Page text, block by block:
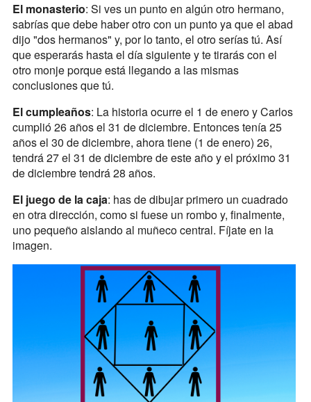
El monasterio: Si ves un punto en algún otro hermano,
sabrías que debe haber otro con un punto ya que el abad
dijo "dos hermanos" y, por lo tanto, el otro serías tú. Así
que esperarás hasta el día siguiente y te tirarás con el
otro monje porque está llegando a las mismas
conclusiones que tú.
El cumpleaños: La historia ocurre el 1 de enero y Carlos
cumplió 26 años el 31 de diciembre. Entonces tenía 25
años el 30 de diciembre, ahora tiene (1 de enero) 26,
tendrá 27 el 31 de diciembre de este año y el próximo 31
de diciembre tendrá 28 años.
El juego de la caja: has de dibujar primero un cuadrado
en otra dirección, como si fuese un rombo y, finalmente,
uno pequeño aislando al muñeco central. Fíjate en la
imagen.